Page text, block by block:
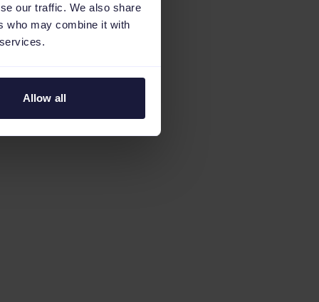
our traffic. We also share
who may combine it with
Allow all